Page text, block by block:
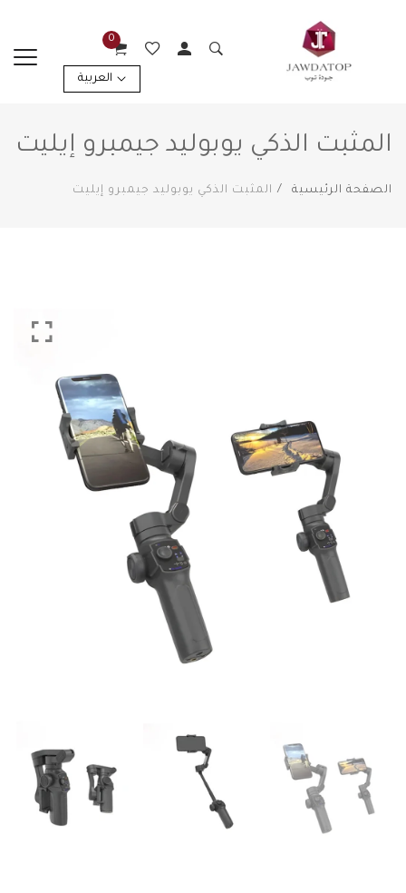
العربية
0
المثبت الذكي يوبوليد جيمبرو إيليت
الصفحة الرئيسية المثبت الذكي يوبوليد جيمبرو إيليت